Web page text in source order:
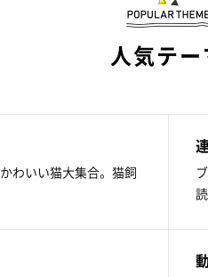
人気テー
わいい猫大集合。猫飼